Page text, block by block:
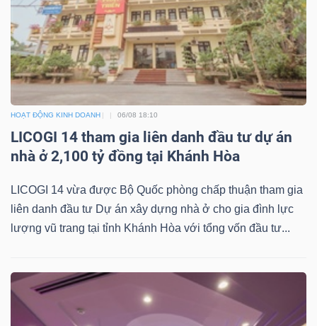
HOẠT ĐỘNG KINH DOANH 06/08 18:10
LICOGI 14 tham gia liên danh đầu tư dự án
nhà ở 2,100 tỷ đồng tại Khánh Hòa
LICOGI 14 vừa được Bộ Quốc phòng chấp thuận tham gia
liên danh đầu tư Dự án xây dựng nhà ở cho gia đình lực
lượng vũ trang tại tỉnh Khánh Hòa với tổng vốn đầu tư...
CỔ
PHIẾU
PHÁI
TRÁI
PHIẾU
CÔNG
CỤ
ĐẦU